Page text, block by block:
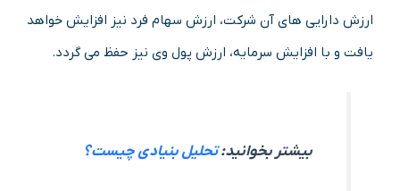
ارزش دارایی های آن شرکت، ارزش سهام فرد نیز افزایش خواهد
یافت و با افزایش سرمایه، ارزش پول وی نیز حفظ می گردد.
بیشتر بخوانید:تحلیل بنیادی چیست؟